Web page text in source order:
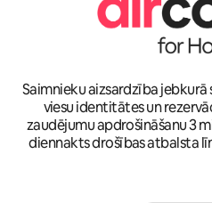
Saimnieku aizsardzība
viesu identitātes un
zaudējumu apdrošināšanu 3
diennakts drošības atbalsta